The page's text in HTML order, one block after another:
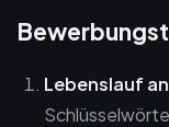
Lebenslauf